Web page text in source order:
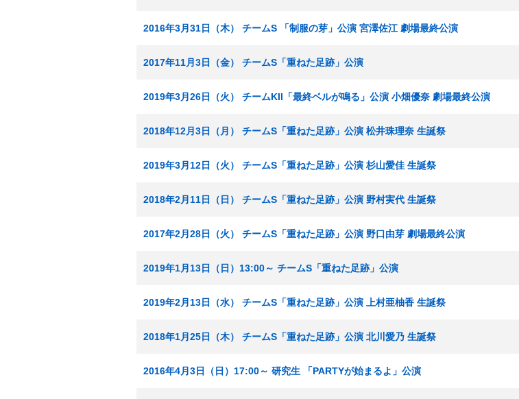
2016年3月31日（木） チームS 「制服の芽」公演 宮澤佐江 劇場最終公演
2017年11月3日（金） チームS「重ねた足跡」公演
2019年3月26日（火） チームKII「最終ベルが鳴る」公演 小畑優奈 劇場最終公演
2018年12月3日（月） チームS「重ねた足跡」公演 松井珠理奈 生誕祭
2019年3月12日（火） チームS「重ねた足跡」公演 杉山愛佳 生誕祭
2018年2月11日（日） チームS「重ねた足跡」公演 野村実代 生誕祭
2017年2月28日（火） チームS「重ねた足跡」公演 野口由芽 劇場最終公演
2019年1月13日（日）13:00～ チームS「重ねた足跡」公演
2019年2月13日（水） チームS「重ねた足跡」公演 上村亜柚香 生誕祭
2018年1月25日（木） チームS「重ねた足跡」公演 北川愛乃 生誕祭
2016年4月3日（日）17:00～ 研究生 「PARTYが始まるよ」公演